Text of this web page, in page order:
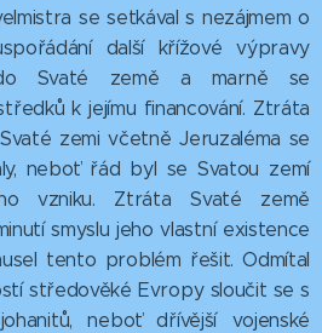
se setkával s nezájmem o
další křížové výpravy
Svaté země a marně se
k jejímu financování. Ztráta
zemi včetně Jeruzaléma se
neboť řád byl se Svatou zemí
vzniku. Ztráta Svaté země
smyslu jeho vlastní existence
tento problém řešit. Odmítal
středověké Evropy sloučit se s
neboť dřívější vojenské